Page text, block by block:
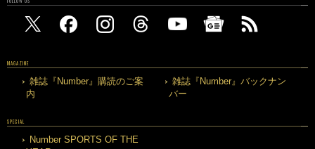
MAGAZINE
雑誌『Number』購読のご案
内
雑誌『Number』バックナン
バー
SPECIAL
Number SPORTS OF THE